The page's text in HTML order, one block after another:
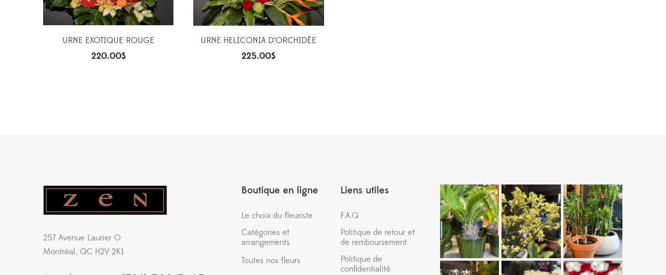
URNE EXOTIQUE ROUGE
220.00$
URNE HELICONIA D’ORCHIDÉE
225.00$
257 Avenue Laurier O
Montréal, QC H2V 2K1
Boutique en ligne
Le choix du fleuriste
Catégories et
arrangements
Toutes nos fleurs
Liens utiles
F.A.Q
Politique de retour et
de remboursement
Politique de
confidentialité